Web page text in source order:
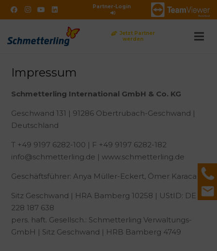
Partner-Login
Jetzt Partner
werden
Impressum
Schmetterling International GmbH & Co. KG
Geschwand 131 | 91286 Obertrubach-Geschwand |
Deutschland
T +49 9197 6282-100 | F +49 9197 6282-182
info@schmetterling.de | www.schmetterling.de
Geschäftsführer: Anya Müller-Eckert, Ömer Karaca
Sitz Geschwand | HRA Bamberg 10258 | UStID: DE
228 187 638
pers. haft. Gesellsch.: Schmetterling Verwaltungs-
GmbH | Sitz Geschwand | HRB Bamberg 4749